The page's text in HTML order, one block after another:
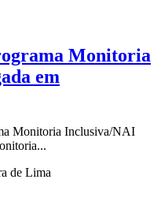
Monitoria
em
Monitoria Inclusiva/NAI
de Lima